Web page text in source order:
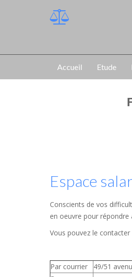
Accueil Etude
Espace
Conscients de vos
en oeuvre pour
Vous pouvez le contacter
Par courrier
49/51